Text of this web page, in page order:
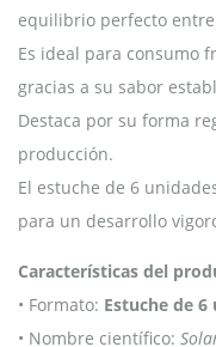
equilibrio perfecto
Es ideal para consumo
gracias a su sabor
Destaca por su forma
producción.
El estuche de 6
para un desarrollo
Características del
• Formato: Estuche de 6
• Nombre científico: